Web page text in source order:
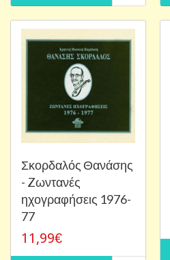
Σκορδαλός Θανάσης
- Zωντανές
ηχογραφήσεις 1976-
77
11,99€